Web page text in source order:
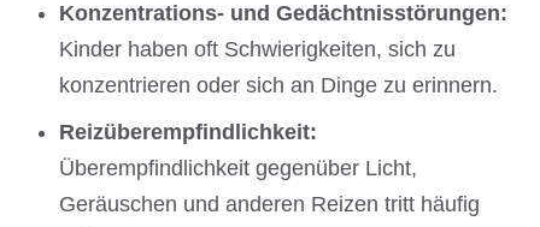
Konzentrations- und Gedächtnisstörungen:
Kinder haben oft Schwierigkeiten, sich zu
konzentrieren oder sich an Dinge zu erinnern.
Reizüberempfindlichkeit:
Überempfindlichkeit gegenüber Licht,
Geräuschen und anderen Reizen tritt häufig